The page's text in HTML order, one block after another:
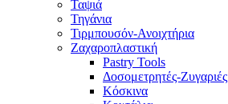
Ταψιά
Τηγάνια
Τιρμπουσόν-Ανοιχτήρια
Ζαχαροπλαστική
Pastry Tools
Δοσομετρητές-Ζυγαριές
Κόσκινα